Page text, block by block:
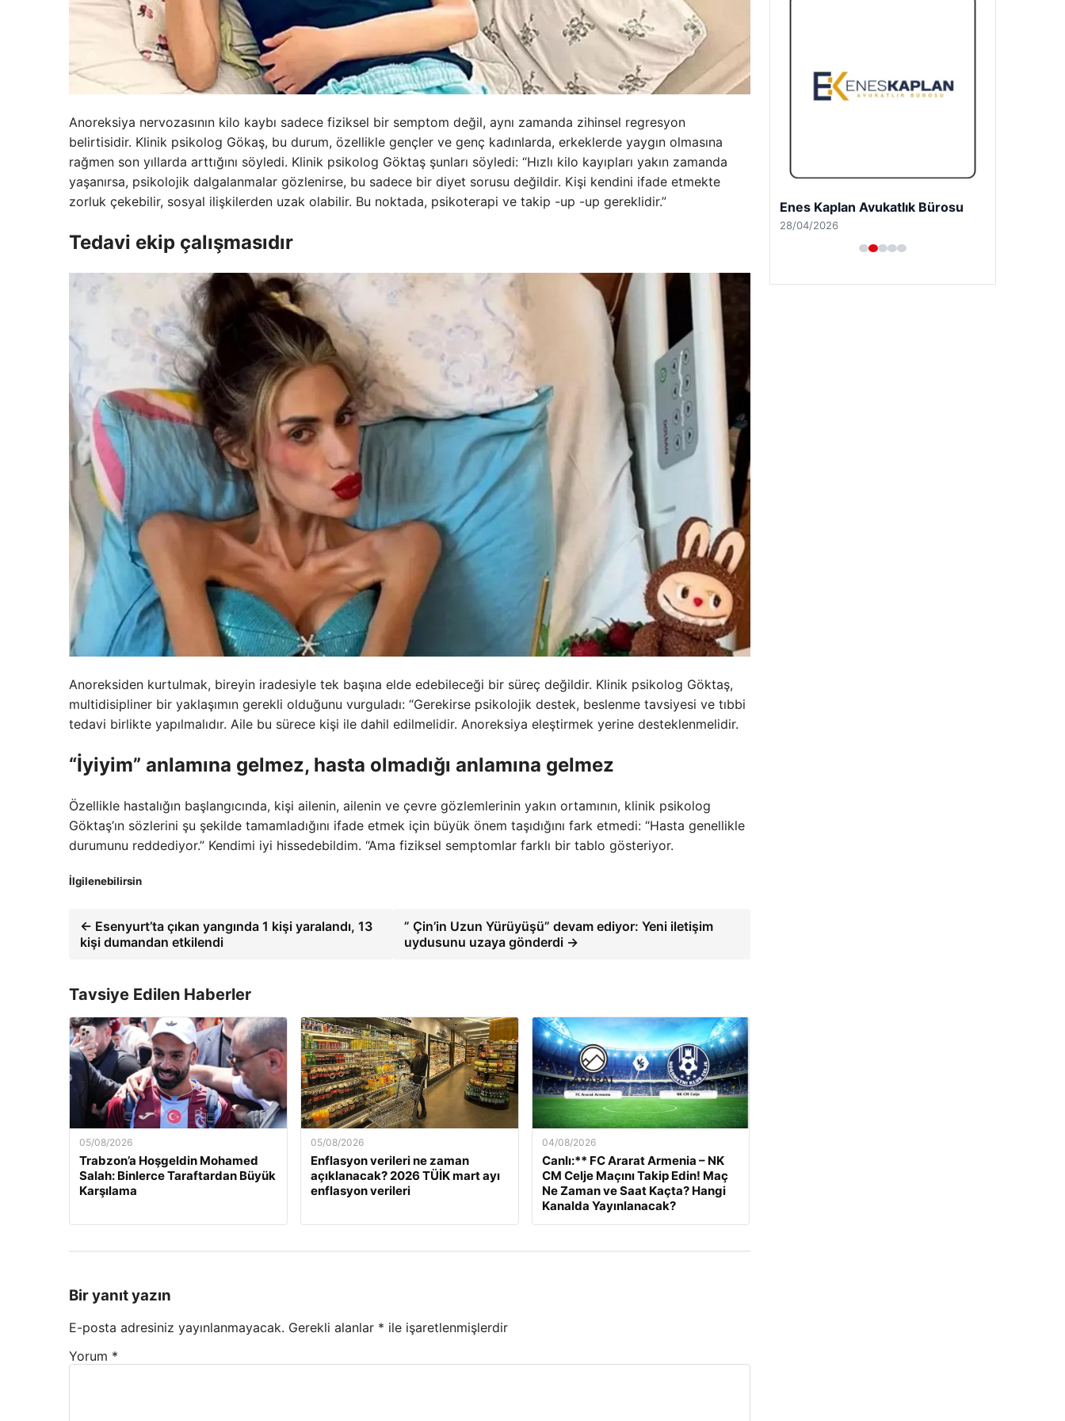
Anoreksiya nervozasının kilo kaybı sadece fiziksel bir semptom değil, aynı zamanda zihinsel regresyon
belirtisidir. Klinik psikolog Gökaş, bu durum, özellikle gençler ve genç kadınlarda, erkeklerde yaygın olmasına
rağmen son yıllarda arttığını söyledi. Klinik psikolog Göktaş şunları söyledi: “Hızlı kilo kayıpları yakın zamanda
yaşanırsa, psikolojik dalgalanmalar gözlenirse, bu sadece bir diyet sorusu değildir. Kişi kendini ifade etmekte
zorluk çekebilir, sosyal ilişkilerden uzak olabilir. Bu noktada, psikoterapi ve takip -up -up gereklidir.”
Tedavi ekip çalışmasıdır
Anoreksiden kurtulmak, bireyin iradesiyle tek başına elde edebileceği bir süreç değildir. Klinik psikolog Göktaş,
multidisipliner bir yaklaşımın gerekli olduğunu vurguladı: “Gerekirse psikolojik destek, beslenme tavsiyesi ve tıbbi
tedavi birlikte yapılmalıdır. Aile bu sürece kişi ile dahil edilmelidir. Anoreksiya eleştirmek yerine desteklenmelidir.
“İyiyim” anlamına gelmez, hasta olmadığı anlamına gelmez
Özellikle hastalığın başlangıcında, kişi ailenin, ailenin ve çevre gözlemlerinin yakın ortamının, klinik psikolog
Göktaş’ın sözlerini şu şekilde tamamladığını ifade etmek için büyük önem taşıdığını fark etmedi: “Hasta genellikle
durumunu reddediyor.” Kendimi iyi hissedebildim. “Ama fiziksel semptomlar farklı bir tablo gösteriyor.
İlgilenebilirsin
← Esenyurt’ta çıkan yangında 1 kişi yaralandı, 13
kişi dumandan etkilendi
” Çin’in Uzun Yürüyüşü” devam ediyor: Yeni iletişim
uydusunu uzaya gönderdi →
Tavsiye Edilen Haberler
05/08/2026
Trabzon’a Hoşgeldin Mohamed
Salah: Binlerce Taraftardan Büyük
Karşılama
05/08/2026
Enflasyon verileri ne zaman
açıklanacak? 2026 TÜİK mart ayı
enflasyon verileri
04/08/2026
Canlı:** FC Ararat Armenia – NK
CM Celje Maçını Takip Edin! Maç
Ne Zaman ve Saat Kaçta? Hangi
Kanalda Yayınlanacak?
Bir yanıt yazın
E-posta adresiniz yayınlanmayacak. Gerekli alanlar * ile işaretlenmişlerdir
Yorum *
Enes Kaplan Avukatlık Bürosu
28/04/2026